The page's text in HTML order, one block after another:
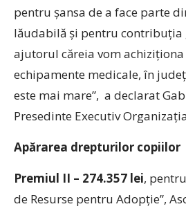
pentru șansa de a face parte
lăudabilă și pentru contribuția
ajutorul căreia vom
echipamente medicale, în
este mai mare”, a declarat
Presedinte Executiv
Apărarea drepturilor copiilor
Premiul II – 274.357 lei,
de Resurse pentru Adopție”,